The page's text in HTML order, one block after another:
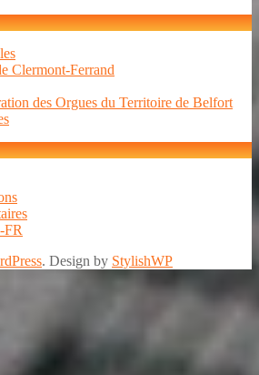
Clermont-Ferrand
des Orgues du Territoire de Belfort
FR
. Design by StylishWP